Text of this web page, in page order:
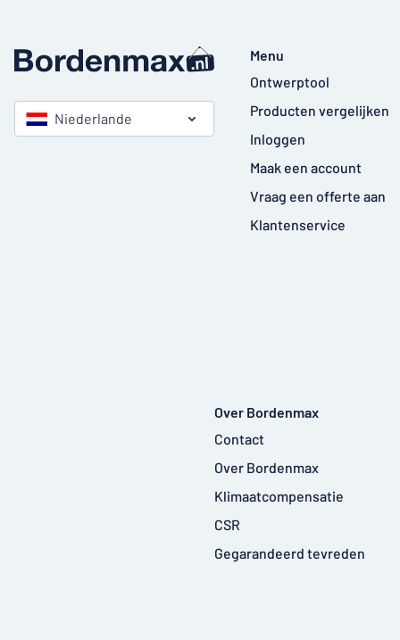
Niederlande
Menu
Ontwerptool
Producten vergelijken
Inloggen
Maak een account
Vraag een offerte aan
Klantenservice
Over Bordenmax
Contact
Over Bordenmax
Klimaatcompensatie
CSR
Gegarandeerd tevreden